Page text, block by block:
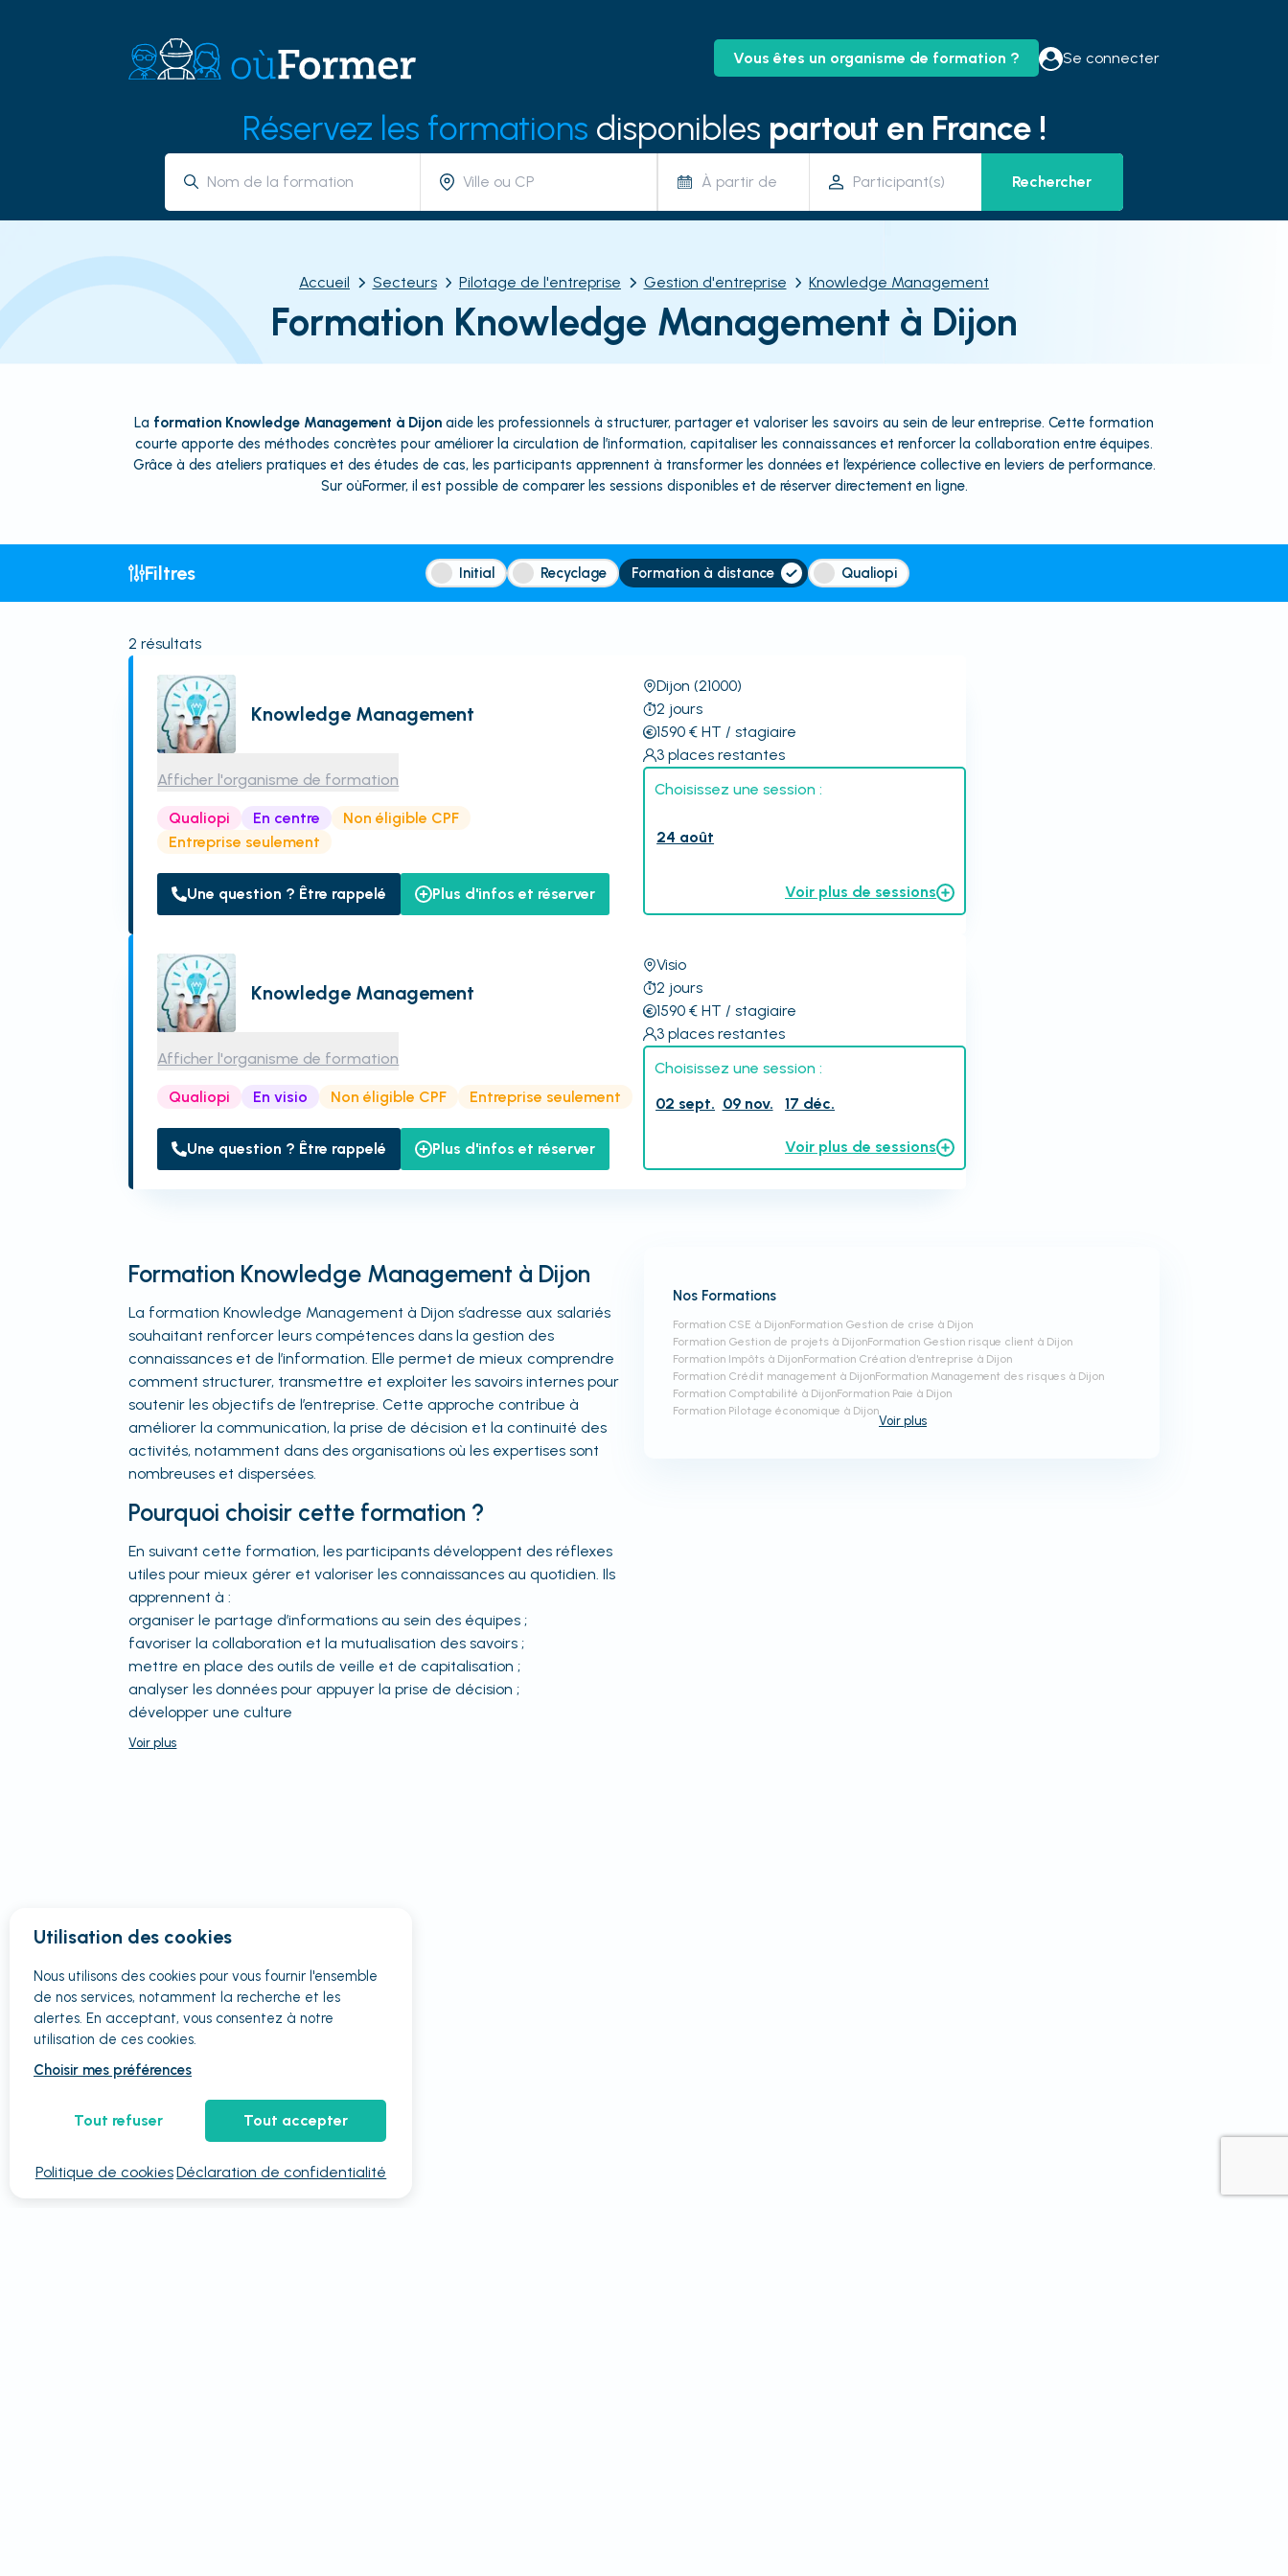
Vous êtes un organisme de formation ? Se connecter
Réservez les formations disponibles partout en France !
À partir de Rechercher
Accueil Secteurs Pilotage de l'entreprise Gestion d'entreprise Knowledge Management
Formation Knowledge Management à Dijon
La formation Knowledge Management à Dijon aide les professionnels à structurer, partager et valoriser les savoirs au sein de leur entreprise. Cette formation
courte apporte des méthodes concrètes pour améliorer la circulation de l’information, capitaliser les connaissances et renforcer la collaboration entre équipes.
Grâce à des ateliers pratiques et des études de cas, les participants apprennent à transformer les données et l’expérience collective en leviers de performance.
Sur oùFormer, il est possible de comparer les sessions disponibles et de réserver directement en ligne.
Filtres Initial Recyclage Formation à distance Qualiopi
2 résultats
Knowledge Management
Afficher l'organisme de formation
Qualiopi En centre
Non éligible CPF
Entreprise seulement
Une question ? Être rappelé Plus d'infos et réserver
Dijon (21000)
2 jours
1590€ HT / stagiaire
3 places restantes
Choisissez une session :
24 août
Voir plus de sessions
Knowledge Management
Afficher l'organisme de formation
Qualiopi En visio Non éligible CPF Entreprise seulement
Une question ? Être rappelé Plus d'infos et réserver
Visio
2 jours
1590€ HT / stagiaire
3 places restantes
Choisissez une session :
02 sept. 09 nov. 17 déc.
Voir plus de sessions
Formation Knowledge Management à Dijon
La formation Knowledge Management à Dijon s’adresse aux salariés
souhaitant renforcer leurs compétences dans la gestion des
connaissances et de l’information. Elle permet de mieux comprendre
comment structurer, transmettre et exploiter les savoirs internes pour
soutenir les objectifs de l’entreprise. Cette approche contribue à
améliorer la communication, la prise de décision et la continuité des
activités, notamment dans des organisations où les expertises sont
nombreuses et dispersées.
Pourquoi choisir cette formation ?
En suivant cette formation, les participants développent des réflexes
utiles pour mieux gérer et valoriser les connaissances au quotidien. Ils
apprennent à :
organiser le partage d’informations au sein des équipes ;
favoriser la collaboration et la mutualisation des savoirs ;
mettre en place des outils de veille et de capitalisation ;
analyser les données pour appuyer la prise de décision ;
développer une culture
Voirplus
Nos Formations
Formation CSE à DijonFormation Gestion de crise à Dijon
Formation Gestion de projets à DijonFormation Gestion risque client à Dijon
Formation Impôts à DijonFormation Création d'entreprise à Dijon
Formation Crédit management à DijonFormation Management des risques à Dijon
Formation Comptabilité à DijonFormation Paie à Dijon
Formation Pilotage économique à Dijon
Voir plus
Utilisation des cookies
Nous utilisons des cookies pour vous fournir l'ensemble
de nos services, notamment la recherche et les
alertes. En acceptant, vous consentez à notre
utilisation de ces cookies.
Choisir mes préférences
Tout refuser Tout accepter
Politique de cookiesDéclaration de confidentialité